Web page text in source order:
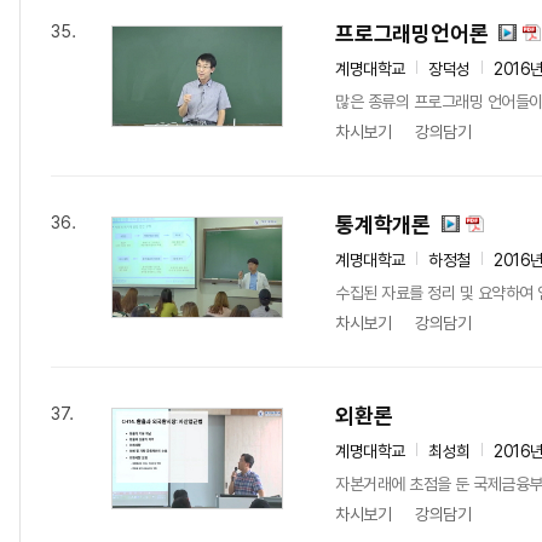
35. 프로그래밍언어론
계명대학교 장덕성
2016
많은 종류의 프로그래밍 언어들
차시보기
강의담기
36. 통계학개론
계명대학교 하정철
2016
수집된 자료를 정리 및 요약하여
차시보기
강의담기
37. 외환론
계명대학교 최성희
2016
자본거래에 초점을 둔 국제금융
차시보기
강의담기